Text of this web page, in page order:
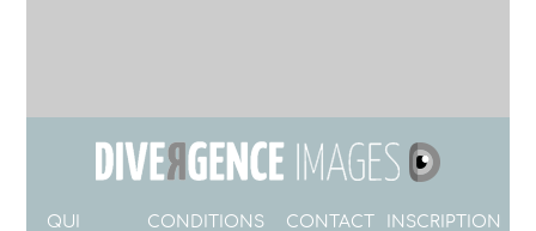
QUI CONDITIONS CONTACT INSCRIPTION